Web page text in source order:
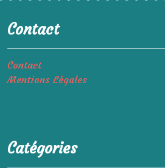
Contact
Contact
Mentions Légales
Catégories